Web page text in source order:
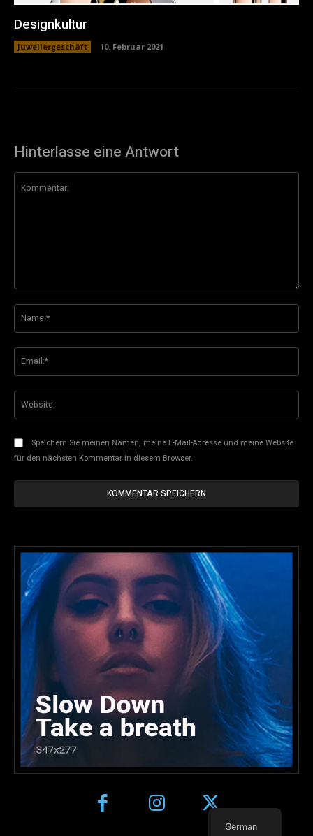
Designkultur
Juweliergeschäft 10. Februar 2021
Hinterlasse eine Antwort
Speichern Sie meinen Namen, meine E-Mail-Adresse und meine Website
für den nächsten Kommentar in diesem Browser.
German